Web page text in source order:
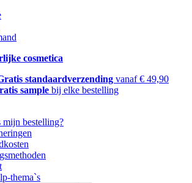
cosmetica
standaardverzending vanaf € 49,90
sample bij elke bestelling
mijn bestelling?
thema`s